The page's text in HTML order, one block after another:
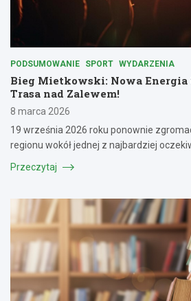
PODSUMOWANIE SPORT WYDARZENIA
Bieg Mietkowski: Nowa
Trasa nad Zalewem!
8 marca 2026
19 września 2026 roku ponownie
regionu wokół jednej z najbardziej
Przeczytaj